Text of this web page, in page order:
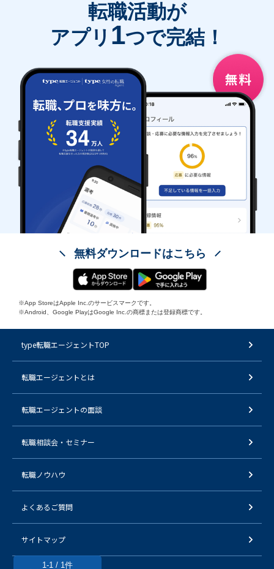
1-1 / 1件
転職活動が
アプリ 1つで完結！
無料ダウンロードはこちら
※App StoreはApple Inc.のサービスマークです。
※Android、Google PlayはGoogle Inc.の商標または登録商標です。
type転職エージェントTOP
転職エージェントとは
転職エージェントの面談
転職相談会・セミナー
転職ノウハウ
よくあるご質問
サイトマップ